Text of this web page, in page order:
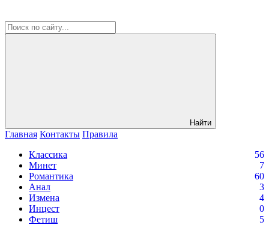
Найти
Главная Контакты Правила
Классика
56
Минет
7
Романтика
60
Анал
3
Измена
4
Инцест
0
Фетиш
5